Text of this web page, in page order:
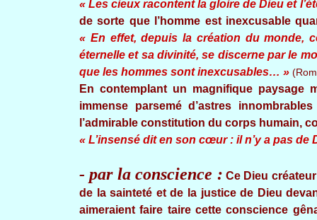
« Les cieux racontent la gloire de Dieu et
de sorte que l’homme est inexcusable
« En effet, depuis la création du monde,
éternelle et sa divinité, se discerne par le
que les hommes sont inexcusables… »
En contemplant un magnifique paysage
immense parsemé d’astres
l’admirable constitution du corps humain,
« L’insensé dit en son cœur : il n’y a pas de
- par la conscience : Ce Dieu
de la sainteté et de la justice de Dieu
aimeraient faire taire cette conscience